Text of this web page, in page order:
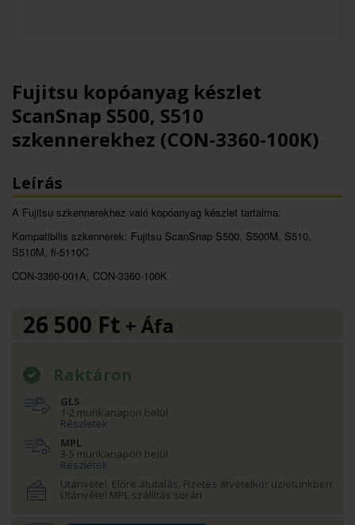
Fujitsu kopóanyag készlet
ScanSnap S500, S510
szkennerekhez (CON-3360-100K)
Leírás
A Fujitsu szkennerekhez való kopóanyag készlet tartalma:
Kompatibilis szkennerek: Fujitsu ScanSnap S500, S500M, S510,
S510M, fi-5110C
CON-3360-001A, CON-3360-100K
26 500 Ft + Áfa
Raktáron
GLS
1-2 munkanapon belül
Részletek
MPL
3-5 munkanapon belül
Részletek
Utánvétel, Előre átutalás, Fizetés átvételkor üzletünkben,
Utánvétel MPL szállítás során